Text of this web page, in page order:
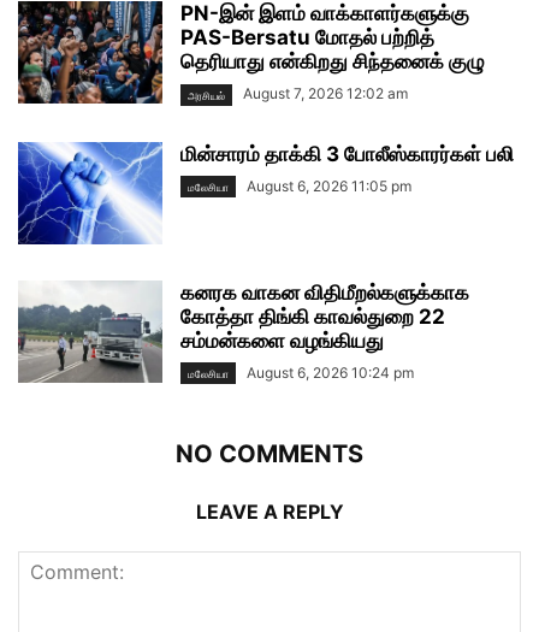
PN-இன் இளம் வாக்காளர்களுக்கு
PAS-Bersatu மோதல் பற்றித்
தெரியாது என்கிறது சிந்தனைக் குழு
அரசியல் August 7, 2026 12:02 am
மின்சாரம் தாக்கி 3 போலீஸ்காரர்கள் பலி
மலேசியா August 6, 2026 11:05 pm
கனரக வாகன விதிமீறல்களுக்காக
கோத்தா திங்கி காவல்துறை 22
சம்மன்களை வழங்கியது
மலேசியா August 6, 2026 10:24 pm
NO COMMENTS
LEAVE A REPLY